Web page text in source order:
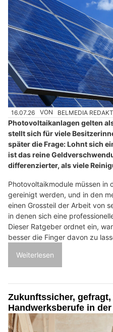
16.07.26 VON BELMEDIA
Photovoltaikanlagen gelten
stellt sich für viele
später die Frage: Lohnt sich
ist das reine
differenzierter, als viele
Photovoltaikmodule müssen in
gereinigt werden, und in den
einen Grossteil der Arbeit von
in denen sich eine
Dieser Ratgeber ordnet ein,
besser die Finger davon zu
Weiterlesen
Zukunftssicher,
Handwerksberufe in